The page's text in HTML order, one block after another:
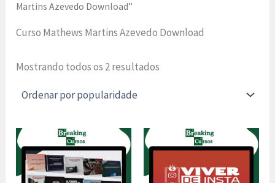
Martins Azevedo Download”
Curso Mathews Martins Azevedo Download
Mostrando todos os 2 resultados